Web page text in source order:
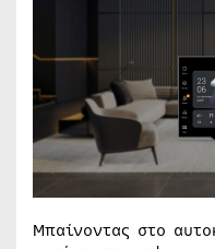
Μπαίνοντας στο